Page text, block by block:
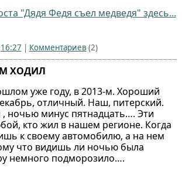
"Дядя Федя съел медведя" здесь...
16:27 | Комментариев (2)
ХОДИЛ
уже году, в 2013-м. Хороший
отличный. Наш, питерский.
ночью минус пятнадцать…. Эти
кто жил в нашем регионе. Когда
к своему автомобилю, а на нем
что видишь ли ночью была
немного подморозило….